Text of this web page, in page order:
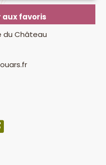
aux favoris
du Château